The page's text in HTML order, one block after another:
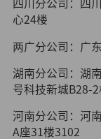
四川分公司：四
心24楼
两广分公司：广
湖南分公司：湖
号科技新城B28-2
河南分公司：河
A座31楼3102